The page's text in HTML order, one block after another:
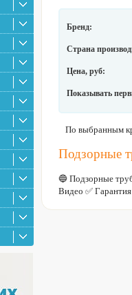
Бренд:
Страна
Цена, руб:
Показывать
По выбранным
Подзорные
🔵 Подзорные
Видео ✅